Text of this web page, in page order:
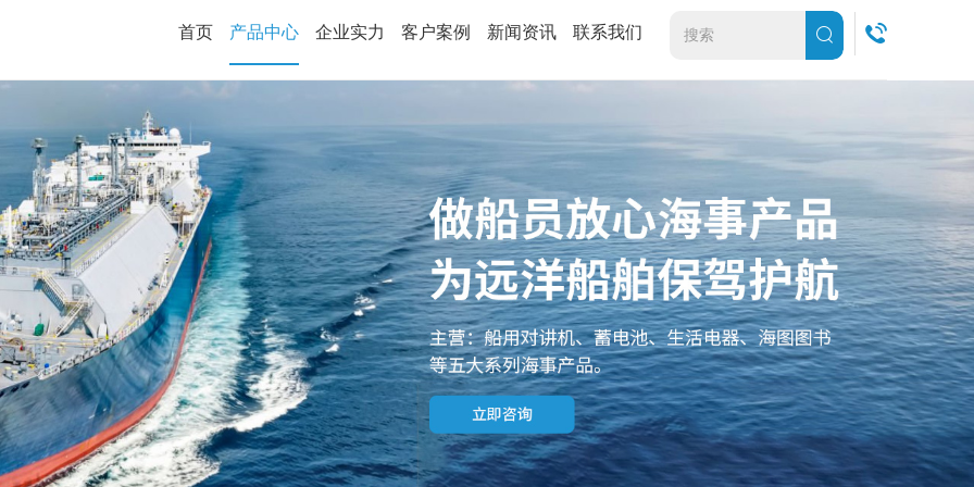
首页 产品中心 企业实力 客户案例 新闻资讯 联系我们